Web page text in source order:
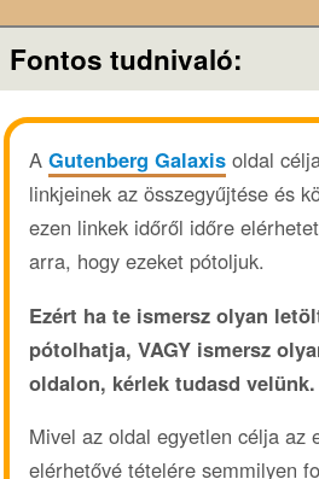
Fontos tudnivaló:
AGutenberg Galaxis oldal
linkjeinek az összegyűjtése és
ezen linkek időről időre
arra, hogy ezeket pótoljuk.
Ezért ha te ismersz olyan
pótolhatja, VAGY ismersz
oldalon, kérlek tudasd velünk.
Mivel az oldal egyetlen célja az
elérhetővé tételére semmilyen